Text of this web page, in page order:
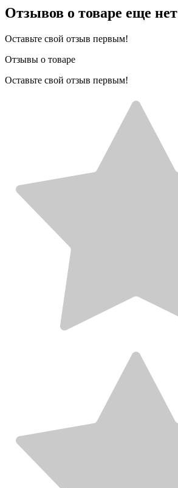
Отзывов о товаре еще нет
Оставьте свой отзыв первым!
Отзывы о товаре
Оставьте свой отзыв первым!